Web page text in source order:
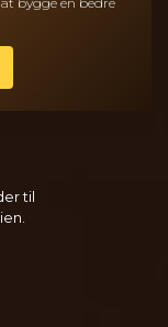
til